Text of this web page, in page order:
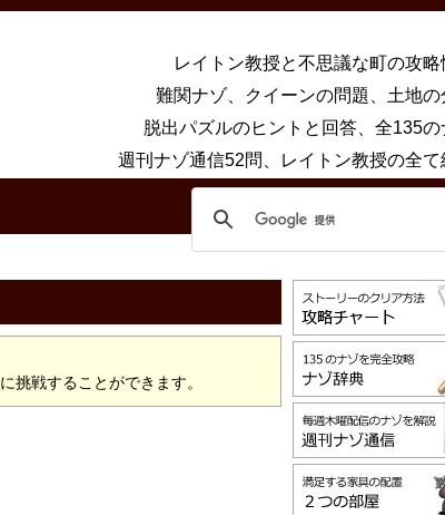
レイトン教授と不思議な町の攻略
難関ナゾ、クイーンの問題、土地の
脱出パズルのヒントと回答、全135の
週刊ナゾ通信52問、レイトン教授の全て
に挑戦することができます。